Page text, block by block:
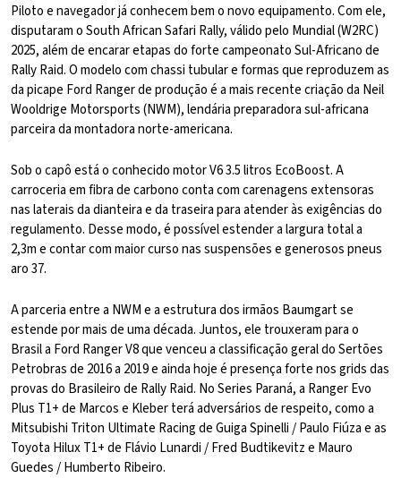
Piloto e navegador já conhecem bem o novo equipamento. Com ele,
disputaram o South African Safari Rally, válido pelo Mundial (W2RC)
2025, além de encarar etapas do forte campeonato Sul-Africano de
Rally Raid. O modelo com chassi tubular e formas que reproduzem as
da picape Ford Ranger de produção é a mais recente criação da Neil
Wooldrige Motorsports (NWM), lendária preparadora sul-africana
parceira da montadora norte-americana.
Sob o capô está o conhecido motor V6 3.5 litros EcoBoost. A
carroceria em fibra de carbono conta com carenagens extensoras
nas laterais da dianteira e da traseira para atender às exigências do
regulamento. Desse modo, é possível estender a largura total a
2,3m e contar com maior curso nas suspensões e generosos pneus
aro 37.
A parceria entre a NWM e a estrutura dos irmãos Baumgart se
estende por mais de uma década. Juntos, ele trouxeram para o
Brasil a Ford Ranger V8 que venceu a classificação geral do Sertões
Petrobras de 2016 a 2019 e ainda hoje é presença forte nos grids das
provas do Brasileiro de Rally Raid. No Series Paraná, a Ranger Evo
Plus T1+ de Marcos e Kleber terá adversários de respeito, como a
Mitsubishi Triton Ultimate Racing de Guiga Spinelli / Paulo Fiúza e as
Toyota Hilux T1+ de Flávio Lunardi / Fred Budtikevitz e Mauro
Guedes / Humberto Ribeiro.